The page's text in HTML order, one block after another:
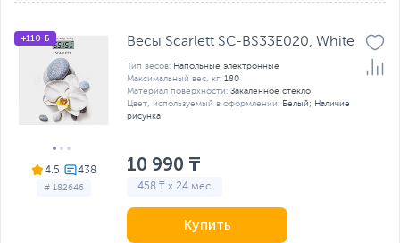
4.5
# 182646
+110 Б Весы Scarlett SC-BS33E020, White
Тип весов: Напольные электронные
Максимальный вес, кг: 180
Материал поверхности: Закаленное стекло
Цвет, используемый в оформлении: Белый; Наличие
рисунка
10 990 ₸
458 ₸ x 24 мес
Купить